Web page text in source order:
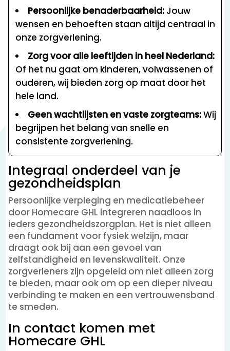
Persoonlijke benaderbaarheid: Jouw
wensen en behoeften staan altijd centraal in
onze zorgverlening.
Zorg voor alle leeftijden in heel Nederland:
Of het nu gaat om kinderen, volwassenen of
ouderen, wij bieden zorg op maat door het
hele land.
Geen wachtlijsten en vaste zorgteams:Wij
begrijpen het belang van snelle en
consistente zorgverlening.
Integraal onderdeel van je
gezondheidsplan
Persoonlijke verpleging en medicatiebeheer
door Homecare GHL integreren naadloos in
ieders gezondheidszorgplan. Het is niet alleen
een fundament voor fysiek welzijn, maar
draagt ook bij aan een gevoel van
zelfstandigheid en levenskwaliteit. Onze
zorgverleners zijn opgeleid om niet alleen zorg
te bieden, maar ook om op een dieper niveau
verbinding te maken en een vertrouwensband
te smeden.
In contact komen met
Homecare GHL